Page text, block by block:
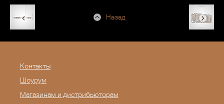
Назад
Контакты
Шоурум
Магазинам и дистрибьюторам